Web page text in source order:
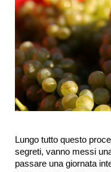
Lungo tutto questo
segreti, vanno messi
passare una giornata